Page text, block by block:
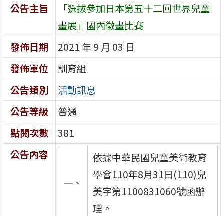
公告主旨
「選拔參加日本第五十二回世界兒童
畫展」國內徵畫比賽
發佈日期
2021 年 9 月 03 日
發佈單位
訓育組
公告類別
活動訊息
公告等級
普通
點閱次數
381
公告內容
一、
依據中華民國兒童美術教育
學會110年8月31日(110)兒
美字第1100831060號函辦
理。